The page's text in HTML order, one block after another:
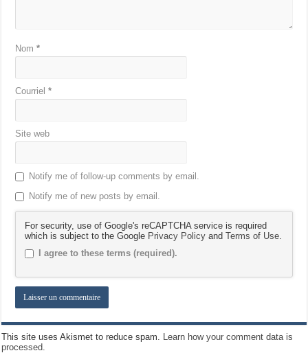
Nom*
Courriel*
Site web
Notify me of follow-up comments by email.
Notify me of new posts by email.
For security, use of Google's reCAPTCHA service is required
which is subject to the Google Privacy Policy andTerms of Use
I agree to these terms (required).
This site uses Akismet to reduce spam. Learn how your comment data is
processed.